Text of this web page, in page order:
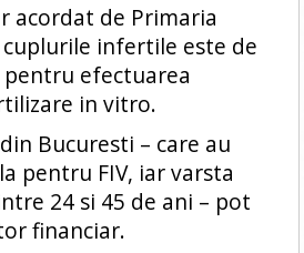
acordat de Primaria
infertile este de
pentru efectuarea
in vitro.
Bucuresti – care au
pentru FIV, iar varsta
24 si 45 de ani – pot
financiar.